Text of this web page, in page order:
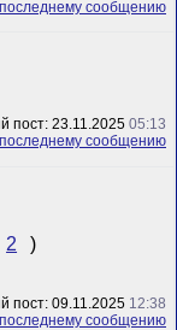
пост: 23.11.2025 05:13
2 )
пост: 09.11.2025 12:38